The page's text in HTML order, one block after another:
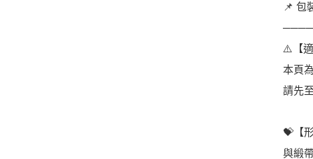
📌 包
⚠️【
本頁
請先
💝【
與緞